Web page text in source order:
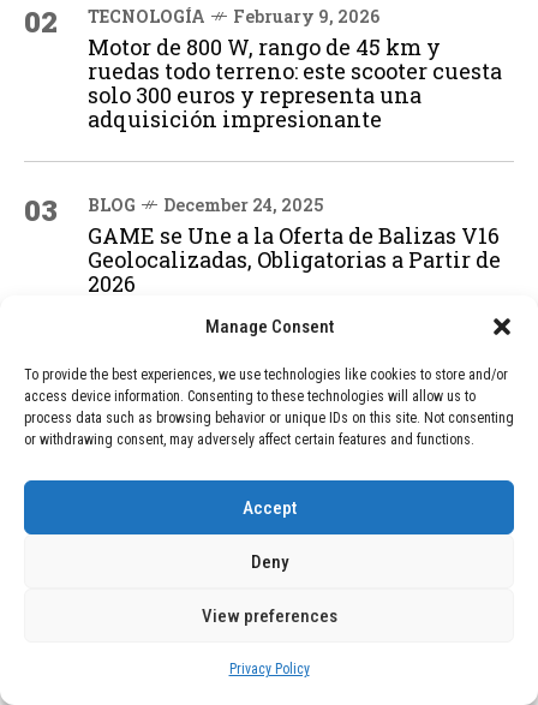
Manage Consent
To provide the best experiences, we use technologies like cookies to store and/or
access device information. Consenting to these technologies will allow us to
process data such as browsing behavior or unique IDs on this site. Not consenting
or withdrawing consent, may adversely affect certain features and functions.
Accept
Deny
View preferences
Privacy Policy
02 TECNOLOGÍA February 9, 2026
Motor de 800 W, rango de 45 km y
ruedas todo terreno: este scooter cuesta
solo 300 euros y representa una
adquisición impresionante
03 BLOG December 24, 2025
GAME se Une a la Oferta de Balizas V16
Geolocalizadas, Obligatorias a Partir de
2026
04 BLOG December 24, 2025
Devastadora Explosión en Residencia
de Ancianos de Pensilvania Deja al
Menos Dos Víctimas Fatales
ADVERTISEMENT